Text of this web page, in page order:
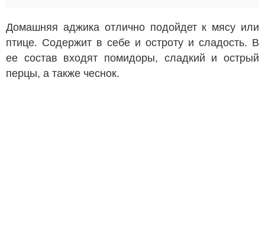
Домашняя аджика отлично подойдет к мясу или
птице. Содержит в себе и остроту и сладость. В
ее состав входят помидоры, сладкий и острый
перцы, а также чеснок.